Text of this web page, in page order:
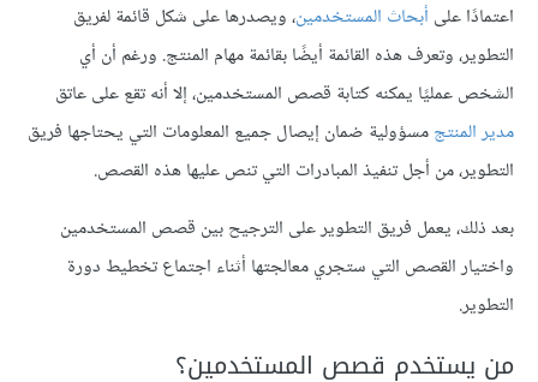
اعتمادًا على أبحاث المستخدمين، ويصدرها على شكل قائمة لفريق
التطوير، وتعرف هذه القائمة أيضًا بقائمة مهام المنتج. ورغم أن أي
الشخص عمليًا يمكنه كتابة قصص المستخدمين، إلا أنه تقع على عاتق
مدير المنتجمسؤولية ضمان إيصال جميع المعلومات التي يحتاجها فريق
التطوير، من أجل تنفيذ المبادرات التي تنص عليها هذه القصص.
بعد ذلك، يعمل فريق التطوير على الترجيح بين قصص المستخدمين
واختيار القصص التي ستجري معالجتها أثناء اجتماع تخطيط دورة
التطوير.
من يستخدم قصص المستخدمين؟